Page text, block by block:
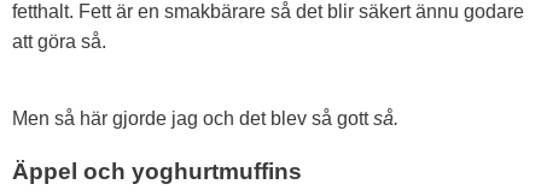
fetthalt. Fett är en smakbärare så det blir säkert ännu godare
att göra så.
Men så här gjorde jag och det blev så gottså.
Äppel och yoghurtmuffins